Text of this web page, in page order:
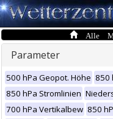
Alle
Parameter
500 hPa Geopot. Höhe 850
850 hPa Stromlinien
700 hPa Vertikalbew 850